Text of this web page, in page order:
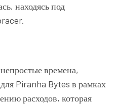
находясь под
времена,
Piranha Bytes в рамках
расходов, которая